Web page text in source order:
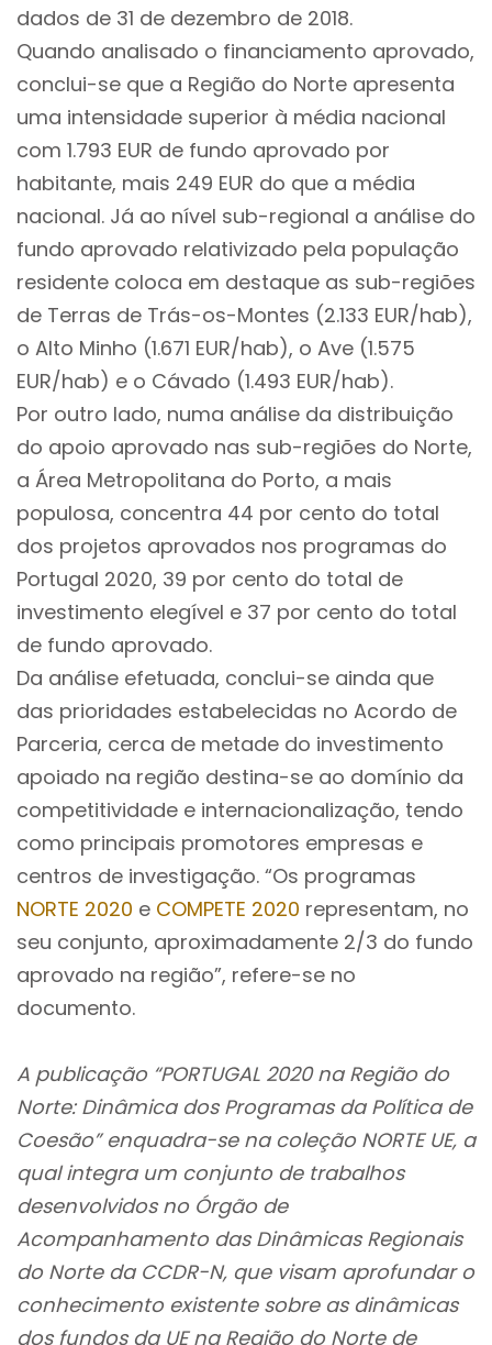
dados de 31 de dezembro de 2018.
Quando analisado o financiamento aprovado,
conclui-se que a Região do Norte apresenta
uma intensidade superior à média nacional
com 1.793 EUR de fundo aprovado por
habitante, mais 249 EUR do que a média
nacional. Já ao nível sub-regional a análise do
fundo aprovado relativizado pela população
residente coloca em destaque as sub-regiões
de Terras de Trás-os-Montes (2.133 EUR/hab),
o Alto Minho (1.671 EUR/hab), o Ave (1.575
EUR/hab) e o Cávado (1.493 EUR/hab).
Por outro lado, numa análise da distribuição
do apoio aprovado nas sub-regiões do Norte,
a Área Metropolitana do Porto, a mais
populosa, concentra 44 por cento do total
dos projetos aprovados nos programas do
Portugal 2020, 39 por cento do total de
investimento elegível e 37 por cento do total
de fundo aprovado.
Da análise efetuada, conclui-se ainda que
das prioridades estabelecidas no Acordo de
Parceria, cerca de metade do investimento
apoiado na região destina-se ao domínio da
competitividade e internacionalização, tendo
como principais promotores empresas e
centros de investigação. “Os programas
NORTE 2020 e COMPETE 2020 representam, no
seu conjunto, aproximadamente 2/3 do fundo
aprovado na região”, refere-se no
documento.
A publicação “PORTUGAL 2020 na Região do
Norte: Dinâmica dos Programas da Política de
Coesão” enquadra-se na coleção NORTE UE, a
qual integra um conjunto de trabalhos
desenvolvidos no Órgão de
Acompanhamento das Dinâmicas Regionais
do Norte da CCDR-N, que visam aprofundar o
conhecimento existente sobre as dinâmicas
dos fundos da UE na Região do Norte de